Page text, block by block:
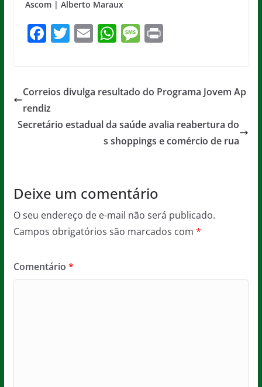
Ascom | Alberto Maraux
F
e
b
o
T
er
E
l
W
s
p
p
M
a
e
Pr
Correios divulga resultado do Programa Jovem Ap
rendiz
Secretário estadual da saúde avalia reabertura do
s shoppings e comércio de rua
Deixe um comentário
O seu endereço de e-mail não será publicado.
Campos obrigatórios são marcados com *
Comentário *